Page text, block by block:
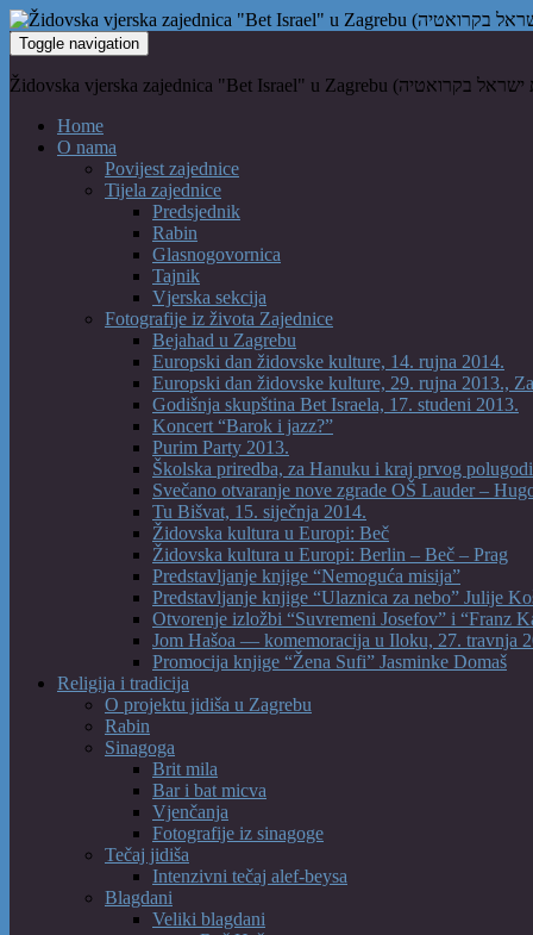
Toggle navigation
Home
O nama
Povijest zajednice
Tijela zajednice
Predsjednik
Rabin
Glasnogovornica
Tajnik
Vjerska sekcija
Fotografije iz života Zajednice
Bejahad u Zagrebu
Europski dan židovske kulture, 14. rujna 2014.
Europski dan židovske kulture, 29. rujna 2013.,
Godišnja skupština Bet Israela, 17. studeni 2013.
Koncert “Barok i jazz?”
Purim Party 2013.
Školska priredba, za Hanuku i kraj prvog
Svečano otvaranje nove zgrade OŠ Lauder –
Tu Bišvat, 15. siječnja 2014.
Židovska kultura u Europi: Beč
Židovska kultura u Europi: Berlin – Beč – Prag
Predstavljanje knjige “Nemoguća misija”
Predstavljanje knjige “Ulaznica za nebo” Julije
Otvorenje izložbi “Suvremeni Josefov” i “Franz
Jom Hašoa — komemoracija u Iloku, 27. travnja
Promocija knjige “Žena Sufi” Jasminke Domaš
Religija i tradicija
O projektu jidiša u Zagrebu
Rabin
Sinagoga
Brit mila
Bar i bat micva
Vjenčanja
Fotografije iz sinagoge
Tečaj jidiša
Intenzivni tečaj alef-beysa
Blagdani
Veliki blagdani